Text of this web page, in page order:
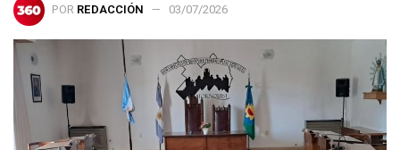
POR REDACCIÓN 03/07/2026